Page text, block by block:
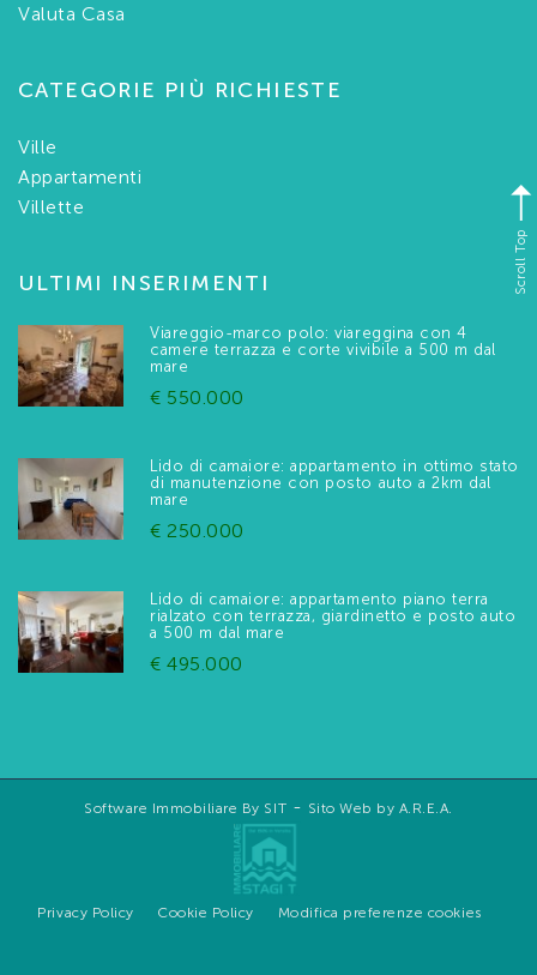
Valuta Casa
CATEGORIE PIÙ RICHIESTE
Ville
Appartamenti
Villette
ULTIMI INSERIMENTI
Viareggio-marco polo: viareggina con 4
camere terrazza e corte vivibile a 500 m dal
mare
€ 550.000
Lido di camaiore: appartamento in ottimo stato
di manutenzione con posto auto a 2km dal
mare
€ 250.000
Lido di camaiore: appartamento piano terra
rialzato con terrazza, giardinetto e posto auto
a 500 m dal mare
€ 495.000
Software Immobiliare By SIT - Sito Web by A.R.E.A.
Privacy Policy Cookie Policy Modifica preferenze cookies
Scroll Top